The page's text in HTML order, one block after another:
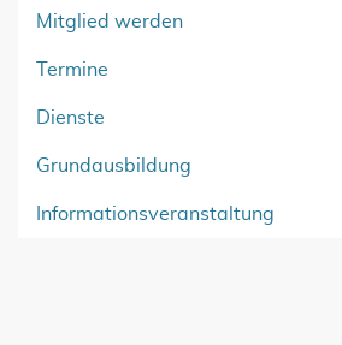
Mitglied werden
Termine
Dienste
Grundausbildung
Informationsveranstaltung